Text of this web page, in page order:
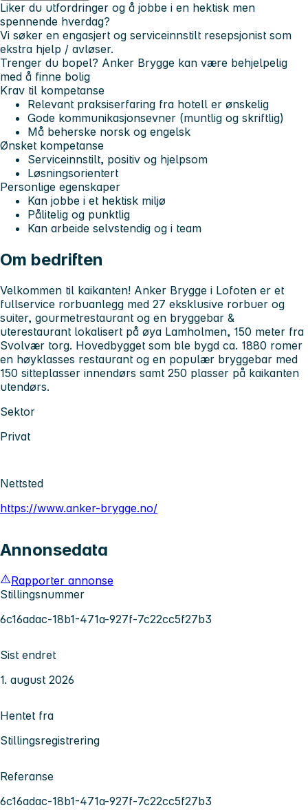
Liker du utfordringer og å jobbe i en hektisk men
spennende hverdag?
Vi søker en engasjert og serviceinnstilt resepsjonist som
ekstra hjelp / avløser.
Trenger du bopel? Anker Brygge kan være behjelpelig
med å finne bolig
Krav til kompetanse
Relevant praksiserfaring fra hotell er ønskelig
Gode kommunikasjonsevner (muntlig og skriftlig)
Må beherske norsk og engelsk
Ønsket kompetanse
Serviceinnstilt, positiv og hjelpsom
Løsningsorientert
Personlige egenskaper
Kan jobbe i et hektisk miljø
Pålitelig og punktlig
Kan arbeide selvstendig og i team
Om bedriften
Velkommen til kaikanten! Anker Brygge i Lofoten er et
fullservice rorbuanlegg med 27 eksklusive rorbuer og
suiter, gourmetrestaurant og en bryggebar &
uterestaurant lokalisert på øya Lamholmen, 150 meter fra
Svolvær torg. Hovedbygget som ble bygd ca. 1880 romer
en høyklasses restaurant og en populær bryggebar med
150 sitteplasser innendørs samt 250 plasser på kaikanten
utendørs.
Sektor
Privat
Nettsted
https://www.anker-brygge.no/
Annonsedata
Rapporter annonse
Stillingsnummer
6c16adac-18b1-471a-927f-7c22cc5f27b3
Sist endret
1. august 2026
Hentet fra
Stillingsregistrering
Referanse
6c16adac-18b1-471a-927f-7c22cc5f27b3